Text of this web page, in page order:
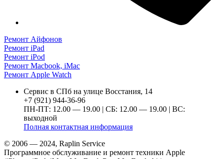
Ремонт Айфонов
Ремонт iPad
Ремонт iPod
Ремонт Macbook, iMac
Ремонт Apple Watch
Сервис в СПб на улице Восстания, 14
+7 (921) 944-36-96
ПН-ПТ: 12.00 — 19.00 | СБ: 12.00 — 19.00 | ВС:
выходной
Полная контактная информация
© 2006 — 2024, Raplin Service
Программное обслуживание и ремонт техники Apple